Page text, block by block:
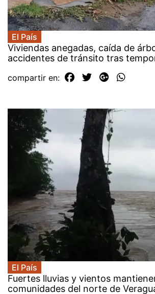
El País
Viviendas anegadas, caída de
accidentes de tránsito tras
compartir en:
El País
Fuertes lluvias y vientos
comunidades del norte de